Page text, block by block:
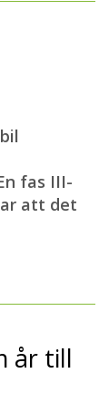
fas III-
att det
år till